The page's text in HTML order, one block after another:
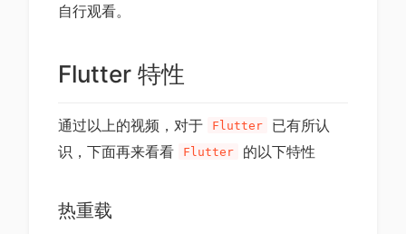
自行观看。
Flutter 特性
通过以上的视频，对于 Flutter
已有所认
识，下面再来看看
Flutter 的以下特性
热重载